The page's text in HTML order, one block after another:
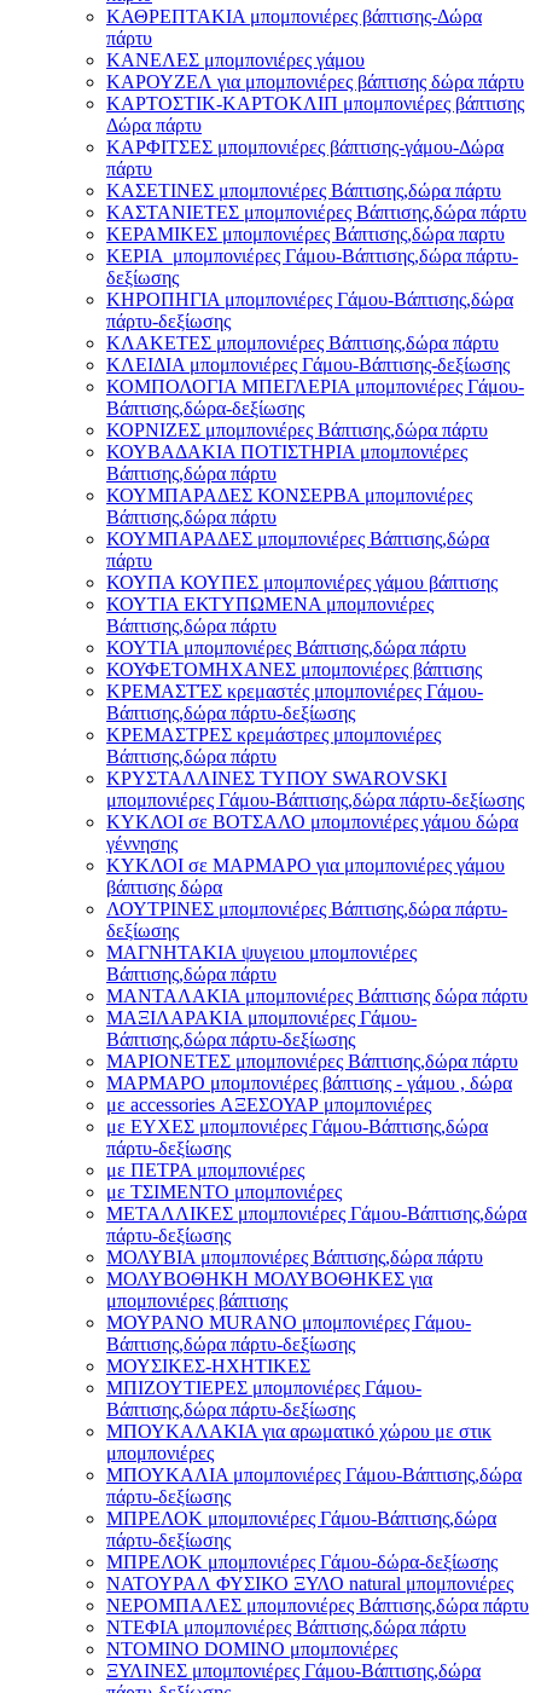
ΚΑΘΡΕΠΤΑΚΙΑ μπομπονιέρες βάπτισης-Δώρα
πάρτυ
ΚΑΝΕΛΕΣ μπομπονιέρες γάμου
ΚΑΡΟΥΖΕΛ για μπομπονιέρες βάπτισης δώρα πάρτυ
ΚΑΡΤΟΣΤΙΚ-ΚΑΡΤΟΚΛΙΠ μπομπονιέρες βάπτισης
Δώρα πάρτυ
ΚΑΡΦΙΤΣΕΣ μπομπονιέρες βάπτισης-γάμου-Δώρα
πάρτυ
ΚΑΣΕΤΙΝΕΣ μπομπονιέρες Βάπτισης,δώρα πάρτυ
ΚΑΣΤΑΝΙΕΤΕΣ μπομπονιέρες Βάπτισης,δώρα πάρτυ
ΚΕΡΑΜΙΚΕΣ μπομπονιέρες Βάπτισης,δώρα παρτυ
ΚΕΡΙΑ μπομπονιέρες Γάμου-Βάπτισης,δώρα πάρτυ-
δεξίωσης
ΚΗΡΟΠΗΓΙΑ μπομπονιέρες Γάμου-Βάπτισης,δώρα
πάρτυ-δεξίωσης
ΚΛΑΚΕΤΕΣ μπομπονιέρες Βάπτισης,δώρα πάρτυ
ΚΛΕΙΔΙΑ μπομπονιέρες Γάμου-Βάπτισης-δεξίωσης
ΚΟΜΠΟΛΟΓΙΑ ΜΠΕΓΛΕΡΙΑ μπομπονιέρες Γάμου-
Βάπτισης,δώρα-δεξίωσης
ΚΟΡΝΙΖΕΣ μπομπονιέρες Βάπτισης,δώρα πάρτυ
ΚΟΥΒΑΔΑΚΙΑ ΠΟΤΙΣΤΗΡΙΑ μπομπονιέρες
Βάπτισης,δώρα πάρτυ
ΚΟΥΜΠΑΡΑΔΕΣ ΚΟΝΣΕΡΒΑ μπομπονιέρες
Βάπτισης,δώρα πάρτυ
ΚΟΥΜΠΑΡΑΔΕΣ μπομπονιέρες Βάπτισης,δώρα
πάρτυ
ΚΟΥΠΑ ΚΟΥΠΕΣ μπομπονιέρες γάμου βάπτισης
ΚΟΥΤΙΑ ΕΚΤΥΠΩΜΕΝΑ μπομπονιέρες
Βάπτισης,δώρα πάρτυ
ΚΟΥΤΙΑ μπομπονιέρες Βάπτισης,δώρα πάρτυ
ΚΟΥΦΕΤΟΜΗΧΑΝΕΣ μπομπονιέρες βάπτισης
ΚΡΕΜΑΣΤΈΣ κρεμαστές μπομπονιέρες Γάμου-
Βάπτισης,δώρα πάρτυ-δεξίωσης
ΚΡΕΜΑΣΤΡΕΣ κρεμάστρες μπομπονιέρες
Βάπτισης,δώρα πάρτυ
ΚΡΥΣΤΑΛΛΙΝΕΣ ΤΥΠΟΥ SWAROVSKI
μπομπονιέρες Γάμου-Βάπτισης,δώρα πάρτυ-δεξίωσης
ΚΥΚΛΟΙ σε ΒΟΤΣΑΛΟ μπομπονιέρες γάμου δώρα
γέννησης
ΚΥΚΛΟΙ σε ΜΑΡΜΑΡΟ για μπομπονιέρες γάμου
βάπτισης δώρα
ΛΟΥΤΡΙΝΕΣ μπομπονιέρες Βάπτισης,δώρα πάρτυ-
δεξίωσης
ΜΑΓΝΗΤΑΚΙΑ ψυγειου μπομπονιέρες
Βάπτισης,δώρα πάρτυ
ΜΑΝΤΑΛΑΚΙΑ μπομπονιέρες Βάπτισης δώρα πάρτυ
ΜΑΞΙΛΑΡΑΚΙΑ μπομπονιέρες Γάμου-
Βάπτισης,δώρα πάρτυ-δεξίωσης
ΜΑΡΙΟΝΕΤΕΣ μπομπονιέρες Βάπτισης,δώρα πάρτυ
ΜΑΡΜΑΡΟ μπομπονιέρες βάπτισης - γάμου , δώρα
με accessories ΑΞΕΣΟΥΑΡ μπομπονιέρες
με ΕΥΧΕΣ μπομπονιέρες Γάμου-Βάπτισης,δώρα
πάρτυ-δεξίωσης
με ΠΕΤΡΑ μπομπονιέρες
με ΤΣΙΜΕΝΤΟ μπομπονιέρες
ΜΕΤΑΛΛΙΚΕΣ μπομπονιέρες Γάμου-Βάπτισης,δώρα
πάρτυ-δεξίωσης
ΜΟΛΥΒΙΑ μπομπονιέρες Βάπτισης,δώρα πάρτυ
ΜΟΛΥΒΟΘΗΚΗ ΜΟΛΥΒΟΘΗΚΕΣ για
μπομπονιέρες βάπτισης
ΜΟΥΡΑΝΟ MURANO μπομπονιέρες Γάμου-
Βάπτισης,δώρα πάρτυ-δεξίωσης
ΜΟΥΣΙΚΕΣ-ΗΧΗΤΙΚΕΣ
ΜΠΙΖΟΥΤΙΕΡΕΣ μπομπονιέρες Γάμου-
Βάπτισης,δώρα πάρτυ-δεξίωσης
ΜΠΟΥΚΑΛΑΚΙΑ για αρωματικό χώρου με στικ
μπομπονιέρες
ΜΠΟΥΚΑΛΙΑ μπομπονιέρες Γάμου-Βάπτισης,δώρα
πάρτυ-δεξίωσης
ΜΠΡΕΛΟΚ μπομπονιέρες Γάμου-Βάπτισης,δώρα
πάρτυ-δεξίωσης
ΜΠΡΕΛΟΚ μπομπονιέρες Γάμου-δώρα-δεξίωσης
ΝΑΤΟΥΡΑΛ ΦΥΣΙΚΟ ΞΥΛΟ natural μπομπονιέρες
ΝΕΡΟΜΠΑΛΕΣ μπομπονιέρες Βάπτισης,δώρα πάρτυ
ΝΤΕΦΙΑ μπομπονιέρες Βάπτισης,δώρα πάρτυ
ΝΤΟΜΙΝΟ DOMINO μπομπονιέρες
ΞΥΛΙΝΕΣ μπομπονιέρες Γάμου-Βάπτισης,δώρα